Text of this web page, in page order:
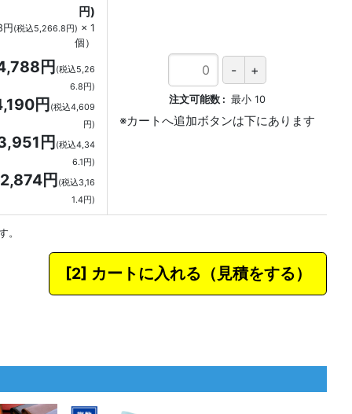
円)
(税込5,266.8円) × 1
個 ）
円 (税込5,26
6.8円)
円 (税込4,609
円)
円 (税込4,34
6.1円)
2,874円 (税込3,16
1.4円)
注文可能数 最小 10
。
カートに入れる